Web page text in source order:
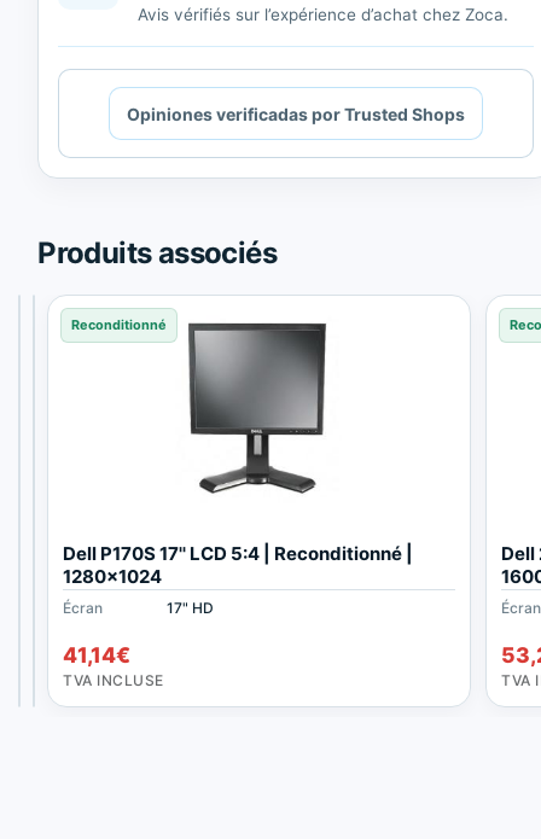
Avis vérifiés sur l’expérience d’achat chez Zoca.
Cargando
contenido
de
Trusted
Opiniones verificadas por Trusted Shops
Produits associés
Reconditionné
S
Écran 20" Full HD
TVA
INCLUSE
Reconditionné
m
g
7
Écran 17" HD
TVA
INCLUSE
Reconditionné
Dell P170S 17'' LCD 5:4 | Reconditionné |
1280x1024
Écran 17" HD
41,14€
TVA INCLUSE
Dell
Écran
TVA